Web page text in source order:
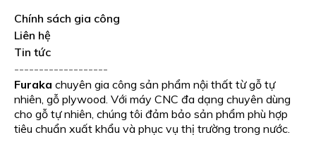
Chính sách gia công
Liên hệ
Tin tức
-------------------
Furaka chuyên gia công sản phẩm nội thất từ gỗ tự
nhiên, gỗ plywood. Với máy CNC đa dạng chuyên dùng
cho gỗ tự nhiên, chúng tôi đảm bảo sản phẩm phù hợp
tiêu chuẩn xuất khẩu và phục vụ thị trường trong nước.